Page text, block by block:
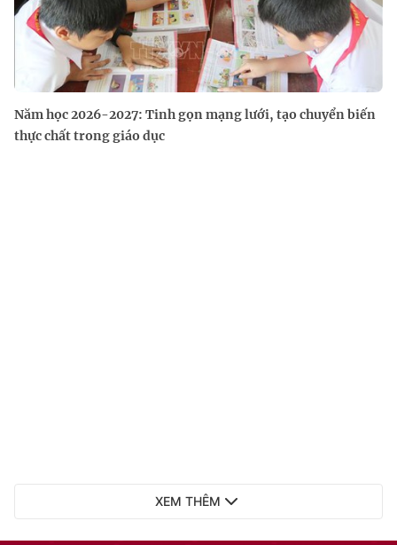
Năm học 2026-2027: Tinh gọn mạng lưới, tạo chuyển biến
thực chất trong giáo dục
XEM THÊM